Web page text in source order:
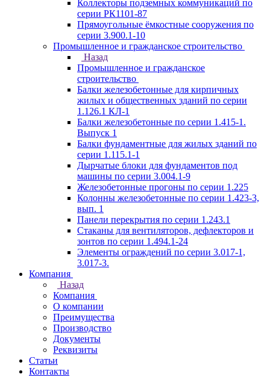
Коллекторы подземных коммуникаций по
серии РК1101-87
Прямоугольные ёмкостные сооружения по
серии 3.900.1-10
Промышленное и гражданское строительство
Назад
Промышленное и гражданское
строительство
Балки железобетонные для кирпичных
жилых и общественных зданий по серии
1.126.1 КЛ-1
Балки железобетонные по серии 1.415-1.
Выпуск 1
Балки фундаментные для жилых зданий по
серии 1.115.1-1
Дырчатые блоки для фундаментов под
машины по серии 3.004.1-9
Железобетонные прогоны по серии 1.225
Колонны железобетонные по серии 1.423-3,
вып. 1
Панели перекрытия по серии 1.243.1
Стаканы для вентиляторов, дефлекторов и
зонтов по серии 1.494.1-24
Элементы ограждений по серии 3.017-1,
3.017-3.
Компания
Назад
Компания
О компании
Преимущества
Производство
Документы
Реквизиты
Статьи
Контакты